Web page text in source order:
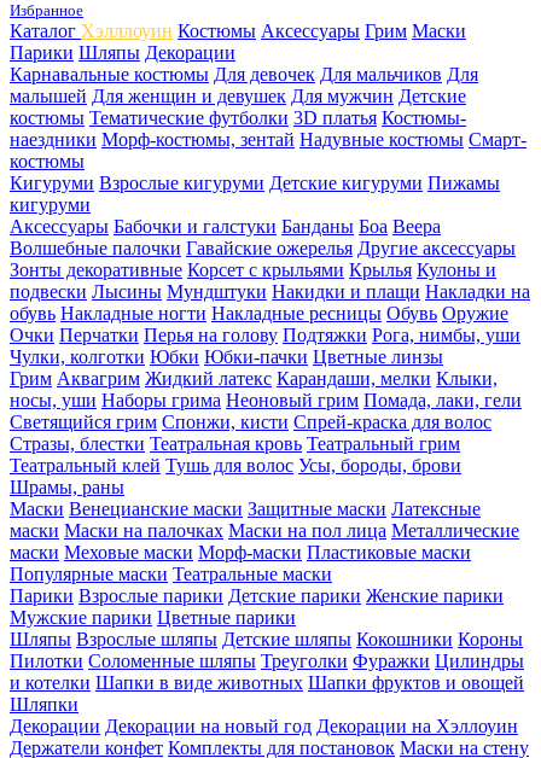
Избранное
Каталог Хэлллоуин Костюмы Аксессуары Грим Маски
Парики Шляпы Декорации
Карнавальные костюмы Для девочек Для мальчиков Для
малышей Для женщин и девушек Для мужчин Детские
костюмы Тематические футболки 3D платья Костюмы-
наездники Морф-костюмы, зентай Надувные костюмы Смарт-
костюмы
Кигуруми Взрослые кигуруми Детские кигуруми Пижамы
кигуруми
Аксессуары Бабочки и галстуки Банданы Боа Веера
Волшебные палочки Гавайские ожерелья Другие аксессуары
Зонты декоративные Корсет с крыльями Крылья Кулоны и
подвески Лысины Мундштуки Накидки и плащи Накладки на
обувь Накладные ногти Накладные ресницы Обувь Оружие
Очки Перчатки Перья на голову Подтяжки Рога, нимбы, уши
Чулки, колготки Юбки Юбки-пачки Цветные линзы
Грим Аквагрим Жидкий латекс Карандаши, мелки Клыки,
носы, уши Наборы грима Неоновый грим Помада, лаки, гели
Светящийся грим Спонжи, кисти Спрей-краска для волос
Стразы, блестки Театральная кровь Театральный грим
Театральный клей Тушь для волос Усы, бороды, брови
Шрамы, раны
Маски Венецианские маски Защитные маски Латексные
маски Маски на палочках Маски на пол лица Металлические
маски Меховые маски Морф-маски Пластиковые маски
Популярные маски Театральные маски
Парики Взрослые парики Детские парики Женские парики
Мужские парики Цветные парики
Шляпы Взрослые шляпы Детские шляпы Кокошники Короны
Пилотки Соломенные шляпы Треуголки Фуражки Цилиндры
и котелки Шапки в виде животных Шапки фруктов и овощей
Шляпки
Декорации Декорации на новый год Декорации на Хэллоуин
Держатели конфет Комплекты для постановок Маски на стену